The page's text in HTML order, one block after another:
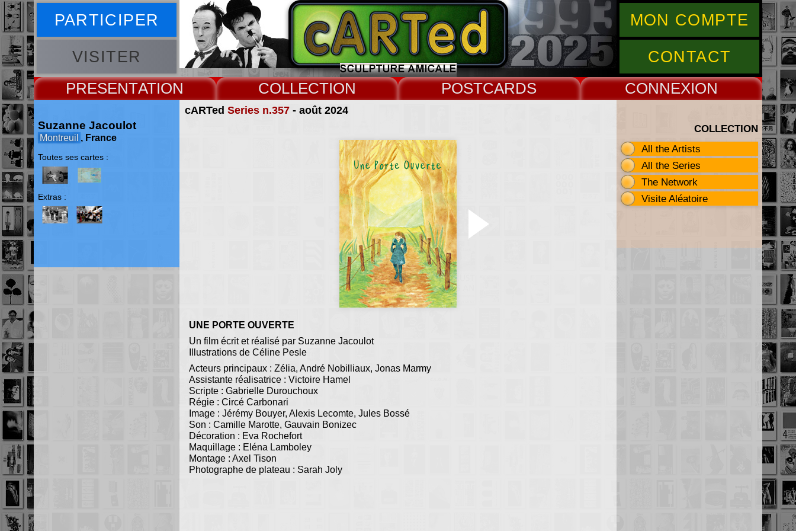
PARTICIPER
VISITER
MON COMPTE
CONTACT
PRESENT COLLECT CARDS CONNEX
cARTed Series n.357- août 2024
UNE PORTE OUVERTE
Un film écrit et réalisé par Suzanne Jacoulot
Illustrations de Céline Pesle
Acteurs principaux : Zélia, André Nobilliaux, Jonas Marmy
Assistante réalisatrice : Victoire Hamel
Scripte : Gabrielle Durouchoux
Régie : Circé Carbonari
Image : Jérémy Bouyer, Alexis Lecomte, Jules Bossé
Son : Camille Marotte, Gauvain Bonizec
Décoration : Eva Rochefort
Maquillage : Eléna Lamboley
Montage : Axel Tison
Photographe de plateau : Sarah Joly
Suzanne Jacoulot
Montreuil , France
Toutes ses cartes :
Extras :
COLLECTION
All the Artists
All the Series
The Network
Visite Aléatoire